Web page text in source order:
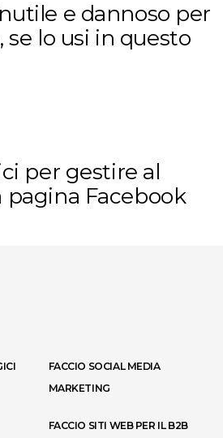
e dannoso per
se lo usi in questo
per gestire al
pagina Facebook
FACCIO SOCIAL MEDIA
MARKETING
FACCIO SITI WEB PER IL B2B